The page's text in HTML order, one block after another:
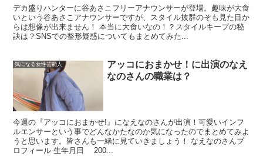
デカ盛りハンターに谷あさこフリーアナウンサーが登場。趣味が大食
いという谷あさこアナウンサーですが、スタイル抜群のそも見た目か
らは想像が出来ません！ 本当に大食いなの！？スタイルキープの秘
訣は？SNSでの整形疑惑についてもまとめてみた...
気になる女性芸能人
アッコにおまかせ！に出演のなえ
なのさんの職業は？
今週の『アッコにおまかせ!』になえなのさんが出演！可愛いインフ
ルエンサーという事でどんなかたなのか気になったのでまとめてみよ
うと思います。皆さんも一緒に見ていきましょう！ なえなのさんプ
ロフィール 生年月日 200...